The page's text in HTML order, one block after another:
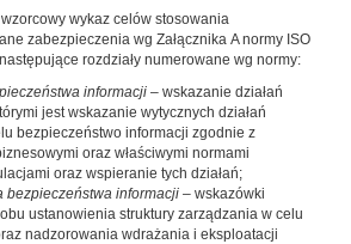
wykaz celów stosowania
zabezpieczenia wg Załącznika A normy ISO
rozdziały numerowane wg normy:
informacji – wskazanie działań
jest wskazanie wytycznych działań
bezpieczeństwo informacji zgodnie z
oraz właściwymi normami
oraz wspieranie tych działań;
bezpieczeństwa informacji – wskazówki
ustanowienia struktury zarządzania w celu
nadzorowania wdrażania i eksploatacji